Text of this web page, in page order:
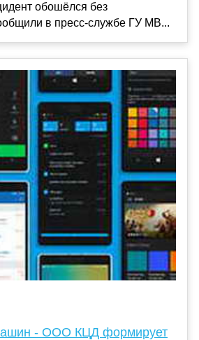
обошёлся без
в пресс-службе ГУ МВ...
- ООО КЦД формирует